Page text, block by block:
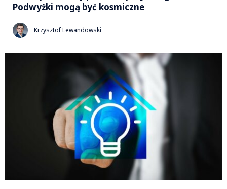
Podwyżki mogą być kosmiczne
Krzysztof Lewandowski